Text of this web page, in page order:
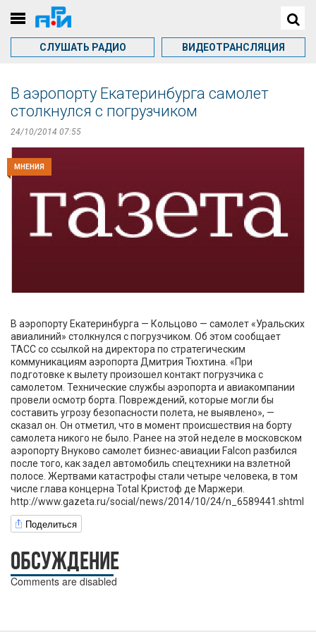
СЛУШАТЬ РАДИО ВИДЕОТРАНСЛЯЦИЯ
В аэропорту Екатеринбурга самолет
столкнулся с погрузчиком
24/10/2014 07:55
МНЕНИЯ
В аэропорту Екатеринбурга — Кольцово — самолет «Уральских
авиалиний» столкнулся с погрузчиком. Об этом сообщает
ТАСС со ссылкой на директора по стратегическим
коммуникациям аэропорта Дмитрия Тюхтина. «При
подготовке к вылету произошел контакт погрузчика с
самолетом. Технические службы аэропорта и авиакомпании
провели осмотр борта. Повреждений, которые могли бы
составить угрозу безопасности полета, не выявлено», —
сказал он. Он отметил, что в момент происшествия на борту
самолета никого не было. Ранее на этой неделе в московском
аэропорту Внуково самолет бизнес-авиации Falcon разбился
после того, как задел автомобиль спецтехники на взлетной
полосе. Жертвами катастрофы стали четыре человека, в том
числе глава концерна Total Кристоф де Маржери.
http://www.gazeta.ru/social/news/2014/10/24/n_6589441.shtml
Поделиться
ОБСУЖДЕНИЕ
Comments are disabled